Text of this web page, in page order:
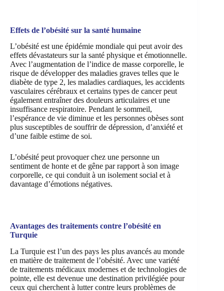
Effets de l’obésité sur la santé humaine
L’obésité est une épidémie mondiale qui peut avoir des
effets dévastateurs sur la santé physique et émotionnelle.
Avec l’augmentation de l’indice de masse corporelle, le
risque de développer des maladies graves telles que le
diabète de type 2, les maladies cardiaques, les accidents
vasculaires cérébraux et certains types de cancer peut
également entraîner des douleurs articulaires et une
insuffisance respiratoire. Pendant le sommeil,
l’espérance de vie diminue et les personnes obèses sont
plus susceptibles de souffrir de dépression, d’anxiété et
d’une faible estime de soi.
L’obésité peut provoquer chez une personne un
sentiment de honte et de gêne par rapport à son image
corporelle, ce qui conduit à un isolement social et à
davantage d’émotions négatives.
Avantages des traitements contre l’obésité en
Turquie
La Turquie est l’un des pays les plus avancés au monde
en matière de traitement de l’obésité. Avec une variété
de traitements médicaux modernes et de technologies de
pointe, elle est devenue une destination privilégiée pour
ceux qui cherchent à lutter contre leurs problèmes de